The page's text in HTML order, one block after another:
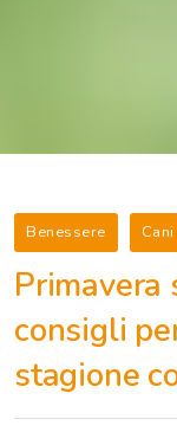
Benessere Cani
Primavera
consigli
stagione